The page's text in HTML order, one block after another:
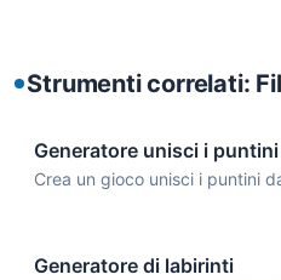
Strumenti correlati:
Generatore unisci i puntini
Crea un gioco unisci i puntini
Generatore di labirinti